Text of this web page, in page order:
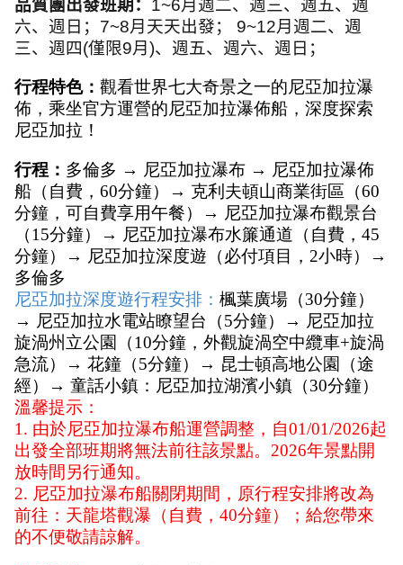
品質團出發班期： 1~6月週二、週三、週五、週
六、週日； 7~8月天天出發； 9~12月週二、週
三、週四(僅限9月 )、週五、週六、週日；
行程特色： 觀看世界七大奇景之一的尼亞加拉瀑
佈，乘坐官方運營的尼亞加拉瀑佈船，深度探索
尼亞加拉！
行程： 多倫多 → 尼亞加拉瀑布 → 尼亞加拉瀑佈
船（自費，60分鐘）→ 克利夫頓山商業街區（60
分鐘，可自費享用午餐）→ 尼亞加拉瀑布觀景台
（15分鐘）→ 尼亞加拉瀑布水簾通道（自費，45
分鐘）→ 尼亞加拉深度遊（必付項目，2小時）→
多倫多
尼亞加拉深度遊行程安排： 楓葉廣場（30分鐘）
→ 尼亞加拉水電站瞭望台（5分鐘）→ 尼亞加拉
旋渦州立公園（10分鐘，外觀旋渦空中纜車+旋渦
急流）→ 花鐘（5分鐘）→ 昆士頓高地公園（途
經）→ 童話小鎮：尼亞加拉湖濱小鎮（30分鐘）
溫馨提示：
1. 由於尼亞加拉瀑布船運營調整，自01/01/2026起
出發全部班期將無法前往該景點。2026年景點開
放時間另行通知。
2. 尼亞加拉瀑布船關閉期間，原行程安排將改為
前往：天龍塔觀瀑（自費，40分鐘）；給您帶來
的不便敬請諒解。